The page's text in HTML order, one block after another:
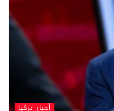
أخبار تركيا